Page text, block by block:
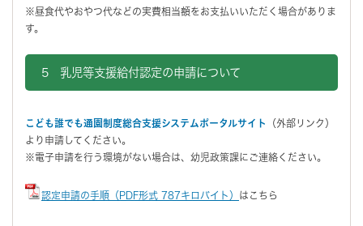
※昼食代やおやつ代などの実費相当額をお支払いいただく場合がありま
す。
5 乳児等支援給付認定の申請について
こども誰でも通園制度総合支援システムポータルサイト
（外部リンク）
より申請してください。
※電子申請を行う環境がない場合は、幼児政策課にご連絡ください。
認定申請の手順（PDF形式 787キロバイト） はこちら